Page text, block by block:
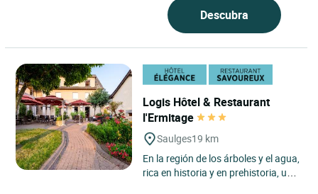
Descubra
Logis Hôtel & Restaurant
l'Ermitage
Saulges19 km
En la región de los árboles y el agua,
rica en historia y en prehistoria, una